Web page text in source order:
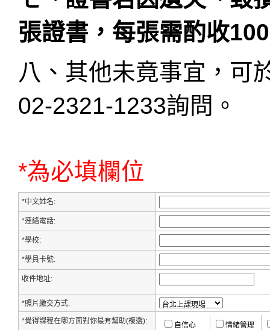
張證書，每張需酌收100
八、其他未竟事宜，可
02-2321-1233詢問。
*為必填欄位
*中文姓名:
*連絡電話:
*學校:
*學員卡號:
收件地址:
*照片繳交方式:
*覺得課程在哪方面對你最有幫助(複選): 自信心 情緒管理